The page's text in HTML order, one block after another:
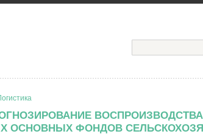
ВОСПРОИЗВОДСТВА
ОСНОВНЫХ ФОНДОВ